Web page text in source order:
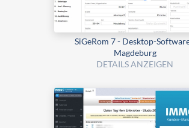
SiGeRom 7 - Desktop-
Magdeburg
DETAILS ANZEIGEN